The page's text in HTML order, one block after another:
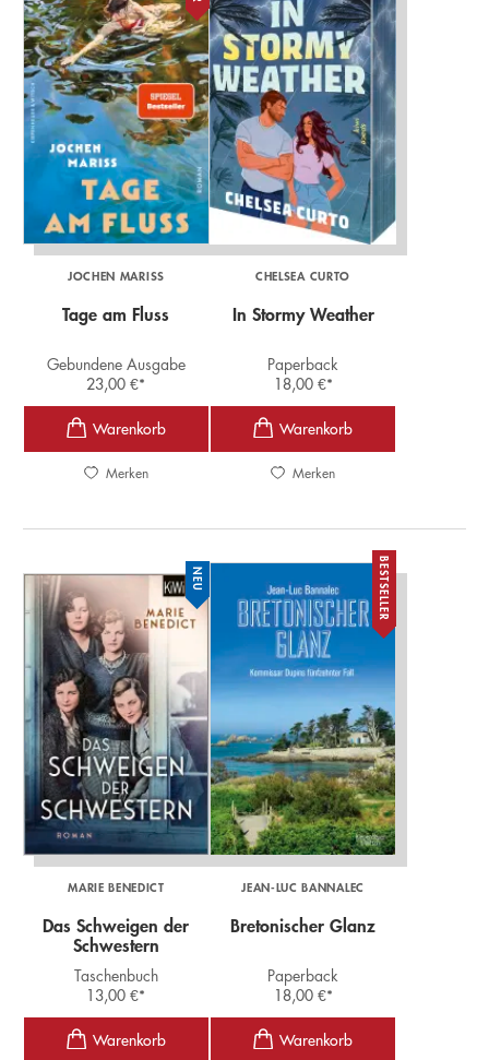
JOCHEN MARISS
Tage am Fluss
Gebundene Ausgabe
23,00€*
Merken
CHELSEA CURTO
In Stormy Weather
Paperback
18,00 €*
Merken
NEU
MARIE BENEDICT
Das Schweigen der
Schwestern
Taschenbuch
13,00€*
BESTSELLER
JEAN-LUC BANNALEC
Bretonischer Glanz
Paperback
18,00 €*